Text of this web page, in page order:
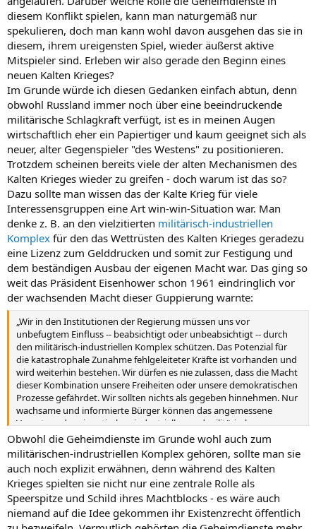
diesem Konflikt spielen, kann man naturgemäß nur
spekulieren, doch man kann wohl davon ausgehen das sie in
diesem, ihrem ureigensten Spiel, wieder äußerst aktive
Mitspieler sind. Erleben wir also gerade den Beginn eines
neuen Kalten Krieges?
Im Grunde würde ich diesen Gedanken einfach abtun, denn
obwohl Russland immer noch über eine beeindruckende
militärische Schlagkraft verfügt, ist es in meinen Augen
wirtschaftlich eher ein Papiertiger und kaum geeignet sich als
neuer, alter Gegenspieler "des Westens" zu positionieren.
Trotzdem scheinen bereits viele der alten Mechanismen des
Kalten Krieges wieder zu greifen - doch warum ist das so?
Dazu sollte man wissen das der Kalte Krieg für viele
Interessensgruppen eine Art win-win-Situation war. Man
denke z. B. an den vielzitierten militärisch-industriellen
Komplex für den das Wettrüsten des Kalten Krieges geradezu
eine Lizenz zum Gelddrucken und somit zur Festigung und
dem beständigen Ausbau der eigenen Macht war. Das ging so
weit das Präsident Eisenhower schon 1961 eindringlich vor
der wachsenden Macht dieser Guppierung warnte:
„Wir in den Institutionen der Regierung müssen uns vor
unbefugtem Einfluss -- beabsichtigt oder unbeabsichtigt -- durch
den militärisch-industriellen Komplex schützen. Das Potenzial für
die katastrophale Zunahme fehlgeleiteter Kräfte ist vorhanden und
wird weiterhin bestehen. Wir dürfen es nie zulassen, dass die Macht
dieser Kombination unsere Freiheiten oder unsere demokratischen
Prozesse gefährdet. Wir sollten nichts als gegeben hinnehmen. Nur
wachsame und informierte Bürger können das angemessene
Vernetzen der gigantischen industriellen und militärischen
Verteidigungsmaschinerie mit unseren friedlichen Methoden und
Zielen erzwingen, so dass Sicherheit und Freiheit zusammen
wachsen und gedeihen können.“
Obwohl die Geheimdienste im Grunde wohl auch zum
militärischen-indrustriellen Komplex gehören, sollte man sie
auch noch explizit erwähnen, denn während des Kalten
Krieges spielten sie nicht nur eine zentrale Rolle als
Speerspitze und Schild ihres Machtblocks - es wäre auch
niemand auf die Idee gekommen ihr Existenzrecht öffentlich